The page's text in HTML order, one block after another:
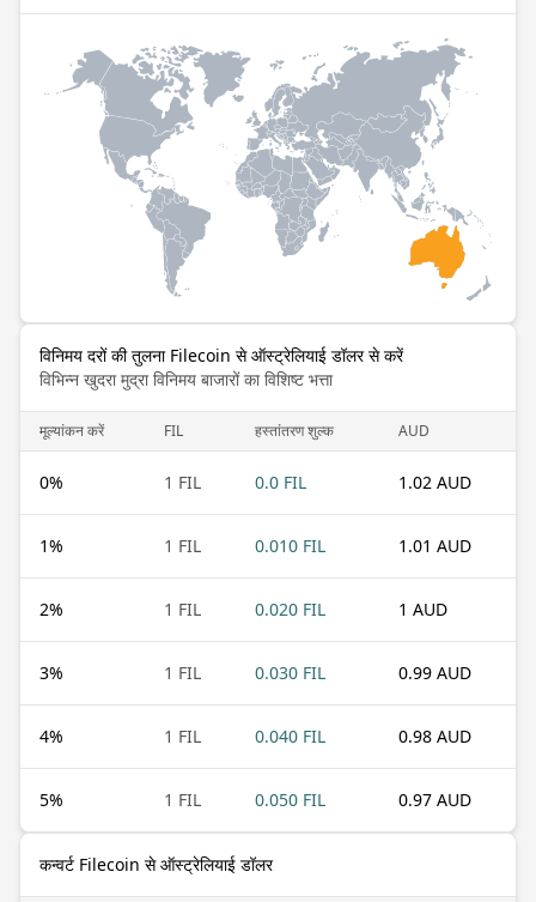
विनिमय दरों की तुलना Filecoin से ऑस्ट्रेलियाई डॉलर से करें
विभिन्न खुदरा मुद्रा विनिमय बाजारों का विशिष्ट भत्ता
मूल्यांकन करें FIL हस्तांतरण शुल्क AUD
0% 1 FIL 0.0 FIL 1.02 AUD
1% 1 FIL 0.010 FIL 1.01 AUD
2% 1 FIL 0.020 FIL 1 AUD
3% 1 FIL 0.030 FIL 0.99 AUD
4% 1 FIL 0.040 FIL 0.98 AUD
5% 1 FIL 0.050 FIL 0.97 AUD
कन्वर्ट Filecoin से ऑस्ट्रेलियाई डॉलर